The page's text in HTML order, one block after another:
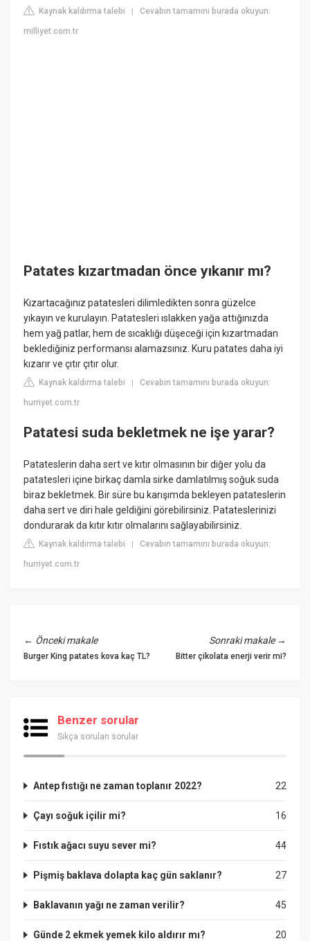
Kaynak kaldırma talebi |Cevabın tamamını burada okuyun:
milliyet.com.tr
Patates kızartmadan önce yıkanır mı?
Kızartacağınız patatesleri dilimledikten sonra güzelce
yıkayın ve kurulayın. Patatesleri ıslakken yağa attığınızda
hem yağ patlar, hem de sıcaklığı düşeceği için kızartmadan
beklediğiniz performansı alamazsınız. Kuru patates daha iyi
kızarır ve çıtır çıtır olur.
Kaynak kaldırma talebi |Cevabın tamamını burada okuyun:
hurriyet.com.tr
Patatesi suda bekletmek ne işe yarar?
Patateslerin daha sert ve kıtır olmasının bir diğer yolu da
patatesleri içine birkaç damla sirke damlatılmış soğuk suda
biraz bekletmek. Bir süre bu karışımda bekleyen patateslerin
daha sert ve diri hale geldiğini görebilirsiniz. Patateslerinizi
dondurarak da kıtır kıtır olmalarını sağlayabilirsiniz.
Kaynak kaldırma talebi |Cevabın tamamını burada okuyun:
hurriyet.com.tr
← Önceki makale
Burger King patates kova kaç TL?
Sonraki makale→
Bitter çikolata enerji verir mi?
Benzer sorular
Sıkça sorulan sorular
22
Antep fıstığı ne zaman toplanır 2022?
16
Çayı soğuk içilir mi?
44
Fıstık ağacı suyu sever mi?
27
Pişmiş baklava dolapta kaç gün saklanır?
45
Baklavanın yağı ne zaman verilir?
20
Günde 2 ekmek yemek kilo aldırır mı?